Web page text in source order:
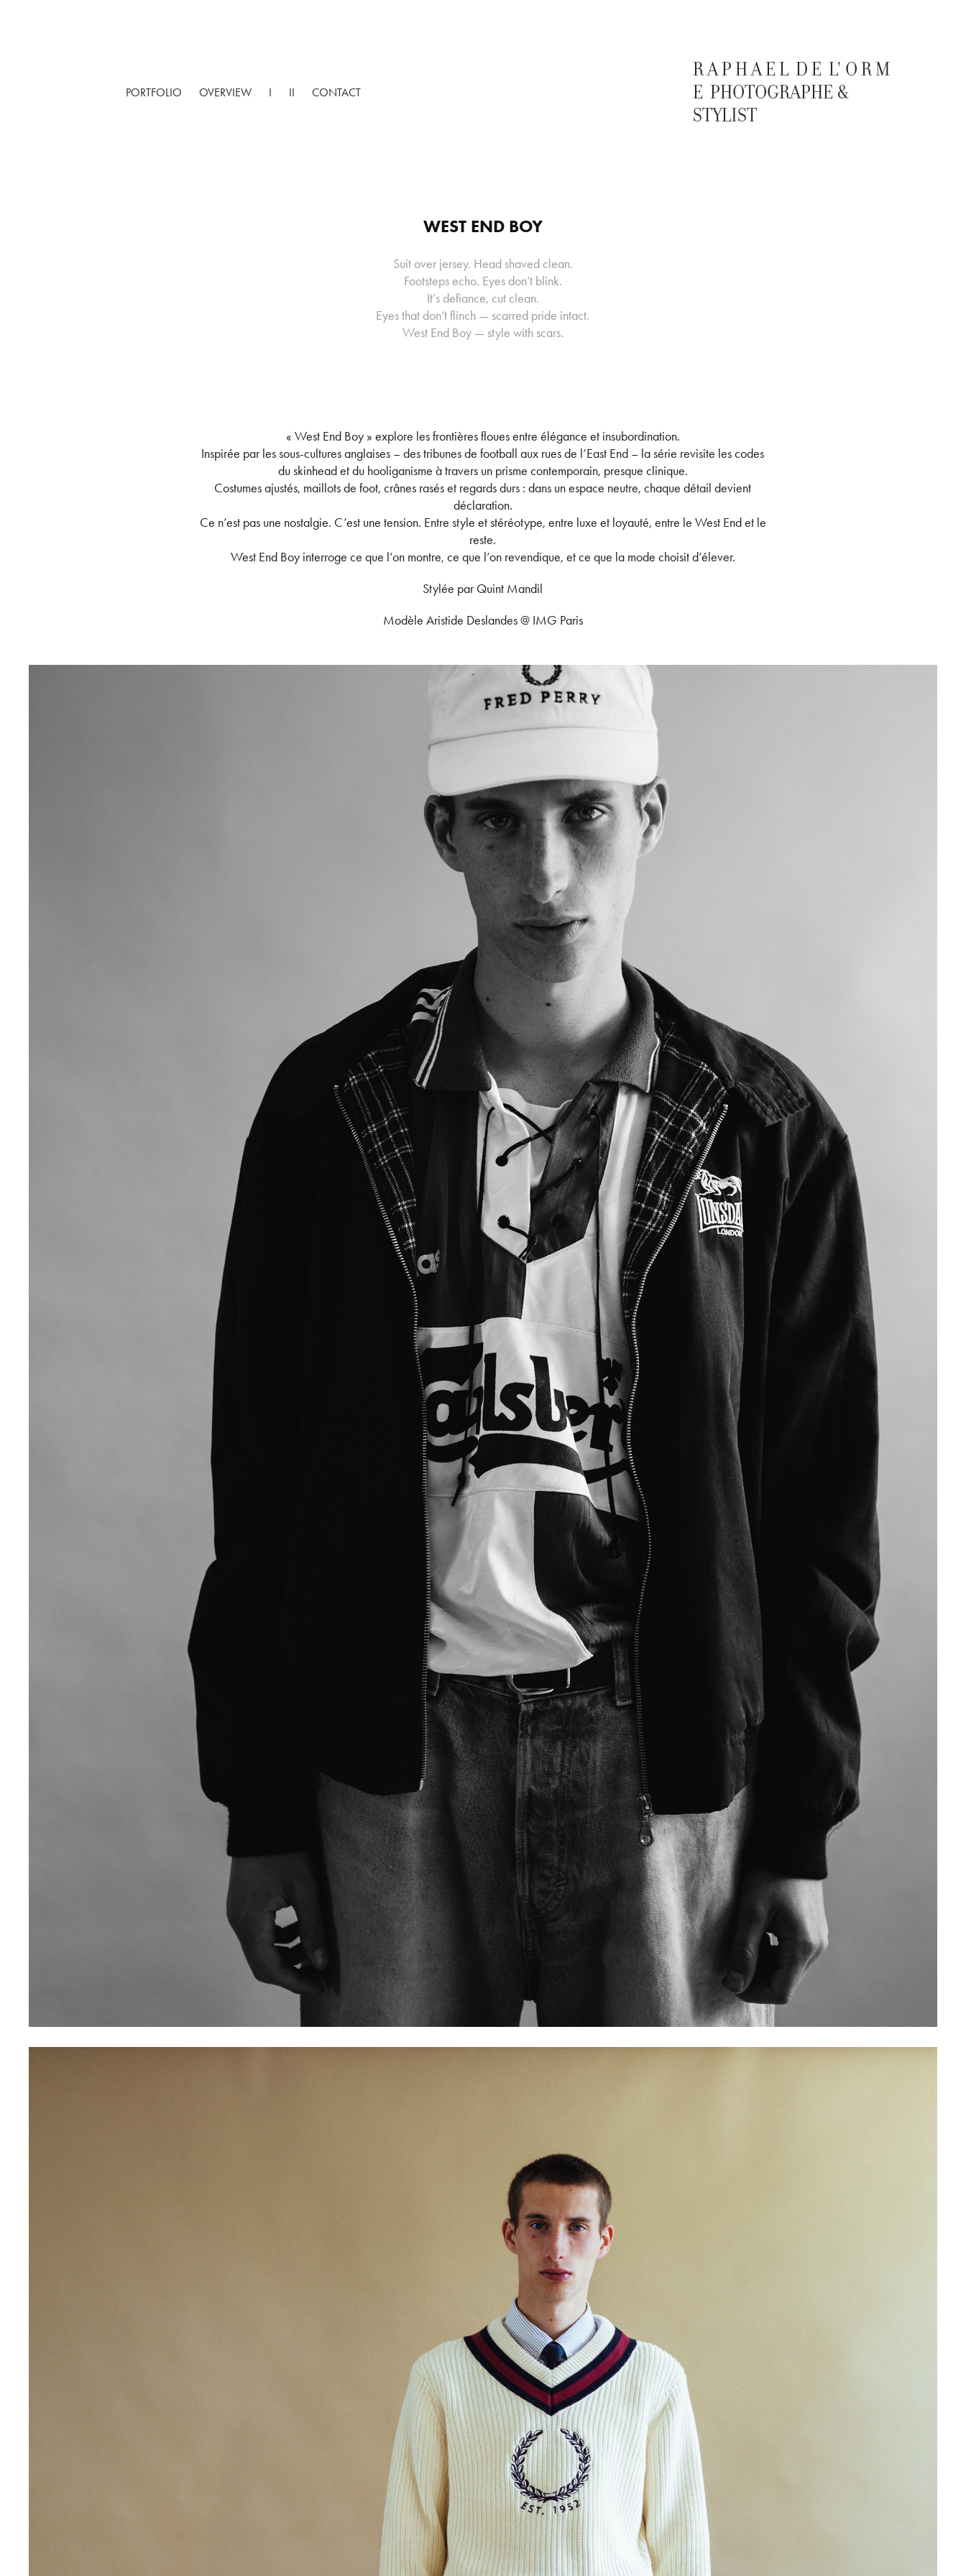
PORTFOLIO OVERVIEW I II CONTACT
R A P H A E L  D E  L' O R M
E  PHOTOGRAPHE &
STYLIST
WEST END BOY
Suit over jersey. Head shaved clean.
Footsteps echo. Eyes don’t blink.
It’s defiance, cut clean.
Eyes that don’t flinch — scarred pride intact.
« West End Boy » explore les frontières floues entre élégance et insubordination.
Inspirée par les sous-cultures anglaises – des tribunes de football aux rues de l’East End – la série revisite les codes
du skinhead et du hooliganisme à travers un prisme contemporain, presque clinique.
Costumes ajustés, maillots de foot, crânes rasés et regards durs : dans un espace neutre, chaque détail devient
déclaration.
Ce n’est pas une nostalgie. C’est une tension. Entre style et stéréotype, entre luxe et loyauté, entre le West End et le
reste.
West End Boy interroge ce que l’on montre, ce que l’on revendique, et ce que la mode choisit d’élever.
Stylée par Quint Mandil
Modèle Aristide Deslandes @ IMG Paris